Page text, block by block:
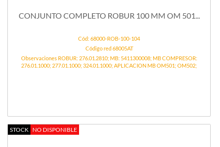
CONJUNTO COMPLETO ROBUR 100 MM OM 501...
Cód: 68000-ROB-100-104
Código red 68005AT
Observaciones ROBUR: 276.01.2810; MB: 5411300008; MB COMPRESOR:
276.01.1000; 277.01.1000; 324.01.1000; APLICACION MB OM501; OM502;
STOCK NO DISPONIBLE